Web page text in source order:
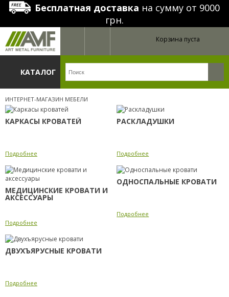
Бесплатная доставка на сумму от 9000
грн.
Корзина пуста
КАТАЛОГ
ИНТЕРНЕТ-МАГАЗИН МЕБЕЛИ
КАРКАСЫ КРОВАТЕЙ
Подробнее
РАСКЛАДУШКИ
Подробнее
МЕДИЦИНСКИЕ КРОВАТИ И
АКСЕССУАРЫ
Подробнее
ОДНОСПАЛЬНЫЕ КРОВАТИ
Подробнее
ДВУХЪЯРУСНЫЕ КРОВАТИ
Подробнее